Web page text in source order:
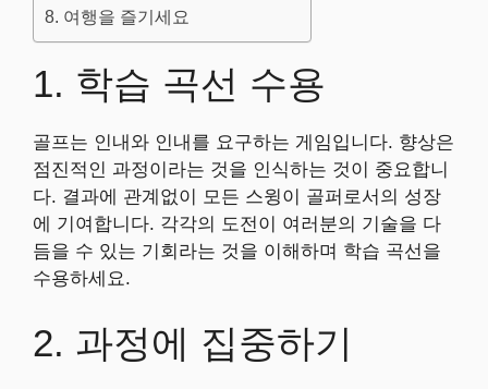
8. 여행을 즐기세요
1. 학습 곡선 수용
골프는 인내와 인내를 요구하는 게임입니다. 향상은
점진적인 과정이라는 것을 인식하는 것이 중요합니
다. 결과에 관계없이 모든 스윙이 골퍼로서의 성장
에 기여합니다. 각각의 도전이 여러분의 기술을 다
듬을 수 있는 기회라는 것을 이해하며 학습 곡선을
수용하세요.
2. 과정에 집중하기